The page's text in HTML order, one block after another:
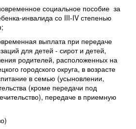
социальное пособие за
инвалида со III-IV степенью
выплата при передаче
для детей - сирот и детей,
родителей, расположенных на
городского округа, в возрасте
в семью (усыновлении,
(кроме передачи под
передаче в приемную